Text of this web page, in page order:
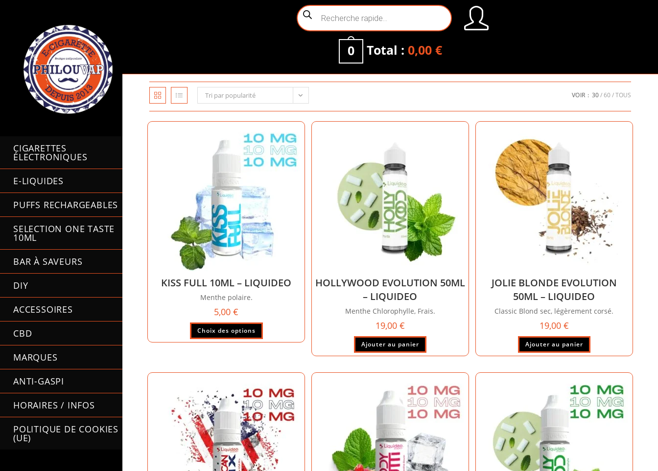
Recherche
de
0 Total : 0,00 €
CIGARETTES
ÉLECTRONIQUES
E-LIQUIDES
PUFFS RECHARGEABLES
SELECTION ONE TASTE
10ML
BAR À SAVEURS
DIY
ACCESSOIRES
CBD
MARQUES
ANTI-GASPI
HORAIRES / INFOS
POLITIQUE DE COOKIES
(UE)
Tri par popularité VOIR : 30 60 TOUS
KISS FULL 10ML – LIQUIDEO
Menthe polaire.
5,00€
Choix des options
produit
options
peuvent
être
choisies
sur
la
page
du
HOLLYWOOD EVOLUTION 50ML
– LIQUIDEO
Menthe Chlorophylle, Frais.
19,00 €
Ajouter au panier
JOLIE BLONDE EVOLUTION
50ML – LIQUIDEO
Classic Blond sec, légèrement corsé.
19,00 €
Ajouter au panier